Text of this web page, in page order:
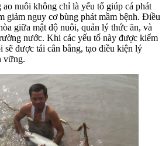
ao nuôi không chỉ là yếu tố giúp cá phát
giảm nguy cơ bùng phát mầm bệnh. Điều
giữa mật độ nuôi, quản lý thức ăn, và
nước. Khi các yếu tố này được kiểm
sẽ được tái cân bằng, tạo điều kiện lý
vững.